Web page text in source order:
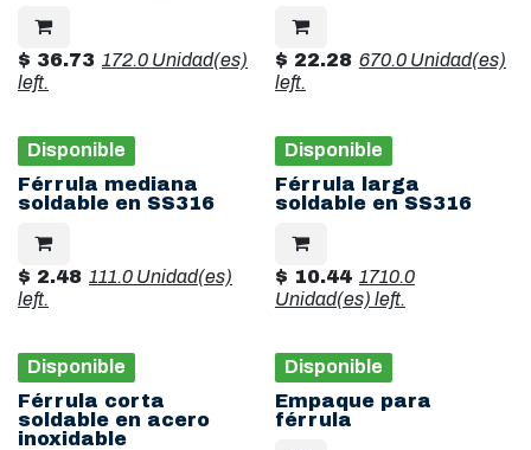
$ 36.73 172.0 Unidad(es)
left.
$ 22.28 670.0 Unidad(es)
left.
Disponible
Férrula mediana
soldable en SS316
$ 2.48 111.0 Unidad(es)
left.
Disponible
Férrula larga
soldable en SS316
$ 10.44 1710.0
Unidad(es) left.
Disponible
Férrula corta
soldable en acero
inoxidable
Disponible
Empaque para
férrula